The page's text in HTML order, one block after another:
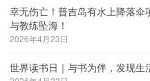
幸无伤亡！普吉岛有水上降落伞
与教练坠海！
2026年4月23日
世界读书日｜与书为伴，发现生